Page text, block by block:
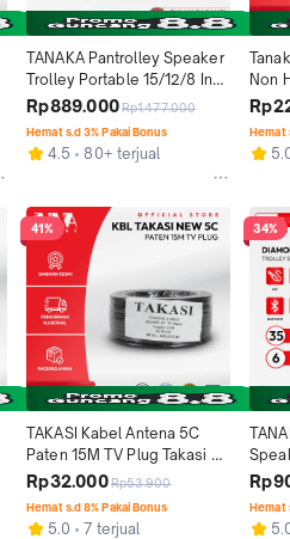
TANAKA Pantrolley Speaker
Trolley Portable 15/12/8 Inch
Bluetooth Indoor Karaoke
Rp889.000Rp1.477.000
Hemat s.d 3% Pakai Bonus
4.5 80+ terjual
Non
T2
TV
Hemat
41%
TAKASI Kabel Antena 5C
Paten 15M TV Plug Takasi
New Kabel Coaxial 15 Meter
Kualitas Premium Anti Noise
Tahan Lama
Rp32.000Rp53.900
Hemat s.d 8% Pakai Bonus
5.0 7 terjual
34%
Mic
Hemat